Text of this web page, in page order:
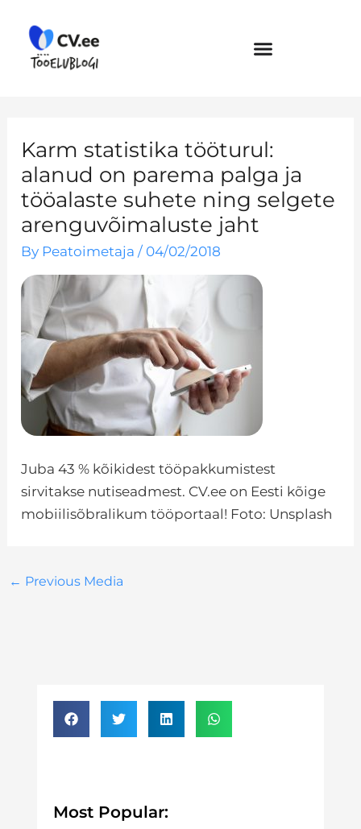
content
Karm statistika tööturul:
alanud on parema palga ja
tööalaste suhete ning selgete
arenguvõimaluste jaht
By Peatoimetaja/ 04/02/2018
Juba 43 % kõikidest tööpakkumistest
sirvitakse nutiseadmest. CV.ee on Eesti kõige
mobiilisõbralikum tööportaal! Foto: Unsplash
← Previous Media
Most Popular: